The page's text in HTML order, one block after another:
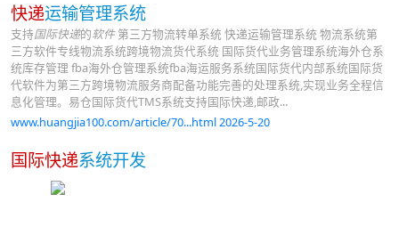
快递运输管理系统
支持国际快递的软件第三方物流转单系统 快递运输管理系统 物流系统第
三方软件专线物流系统跨境物流货代系统 国际货代业务管理系统海外仓系
统库存管理 fba海外仓管理系统fba海运服务系统国际货代内部系统国际货
代软件为第三方跨境物流服务商配备功能完善的处理系统,实现业务全程信
息化管理。易仓国际货代TMS系统支持国际快递,邮政...
www.huangjia100.com/article/70...html 2026-5-20
国际快递系统开发